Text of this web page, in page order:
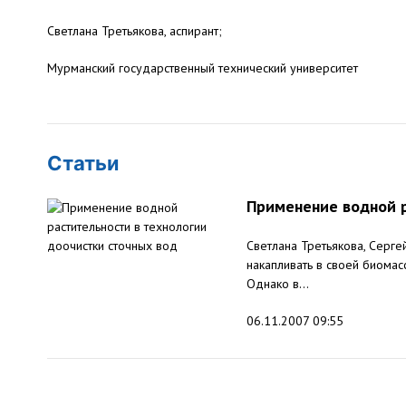
Светлана Третьякова, аспирант;
Мурманский государственный технический университет
Статьи
Применение водной
Светлана Третьякова,
накапливать в своей
Однако в...
06.11.2007 09:55